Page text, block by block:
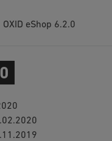
OXID eShop 6.2.0